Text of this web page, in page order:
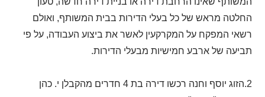
החלטה מראש של כל בעלי הדירות בבית המשותף, ואולם
רשאי המפקח על המקרקעין לאשר את ביצוע העבודה, על פי
תביעה של ארבע חמישיות מבעלי הדירות.
2.הזוג יוסף וחנה רכשו דירה בת 4 חדרים מהקבלן י. כהן